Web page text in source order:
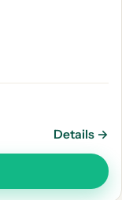
Details →